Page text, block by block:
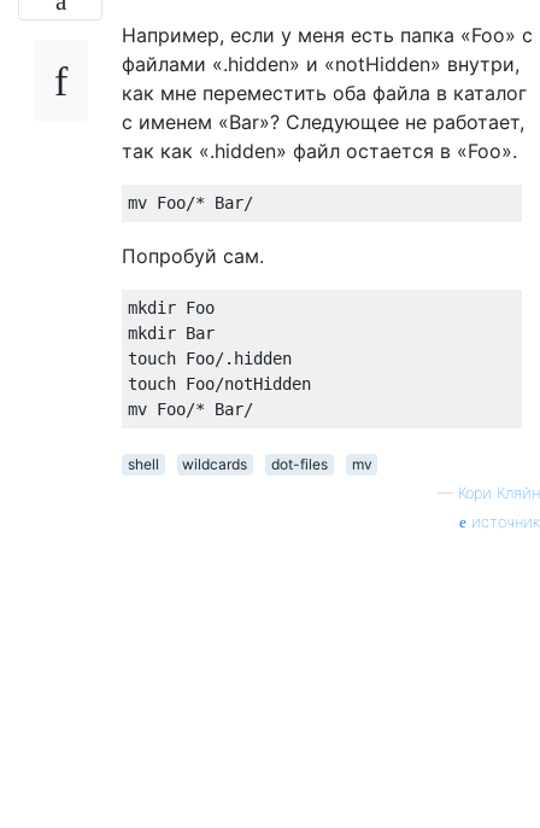
Например, если у меня есть папка «Foo» с
файлами «.hidden» и «notHidden» внутри,
как мне переместить оба файла в каталог
с именем «Bar»? Следующее не работает,
так как «.hidden» файл остается в «Foo».
mv Foo/* Bar/
Попробуй сам.
mkdir Foo
mkdir Bar
touch Foo/. hidden
touch Foo/notHidden
mv Foo/* Bar/
shell wildcards dot-files
mv
— Кори Кляйн
источник